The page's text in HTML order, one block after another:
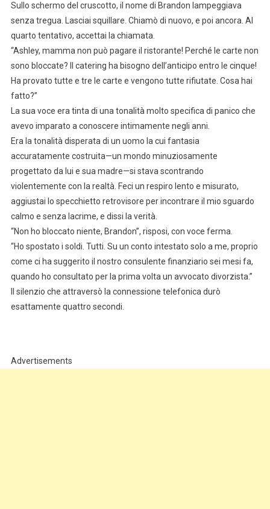
Sullo schermo del cruscotto, il nome di Brandon lampeggiava
senza tregua. Lasciai squillare. Chiamò di nuovo, e poi ancora. Al
quarto tentativo, accettai la chiamata.
“Ashley, mamma non può pagare il ristorante! Perché le carte non
sono bloccate? Il catering ha bisogno dell’anticipo entro le cinque!
Ha provato tutte e tre le carte e vengono tutte rifiutate. Cosa hai
fatto?”
La sua voce era tinta di una tonalità molto specifica di panico che
avevo imparato a conoscere intimamente negli anni.
Era la tonalità disperata di un uomo la cui fantasia
accuratamente costruita—un mondo minuziosamente
progettato da lui e sua madre—si stava scontrando
violentemente con la realtà. Feci un respiro lento e misurato,
aggiustai lo specchietto retrovisore per incontrare il mio sguardo
calmo e senza lacrime, e dissi la verità.
“Non ho bloccato niente, Brandon”, risposi, con voce ferma.
“Ho spostato i soldi. Tutti. Su un conto intestato solo a me, proprio
come ci ha suggerito il nostro consulente finanziario sei mesi fa,
quando ho consultato per la prima volta un avvocato divorzista.”
Il silenzio che attraversò la connessione telefonica durò
esattamente quattro secondi.
Advertisements